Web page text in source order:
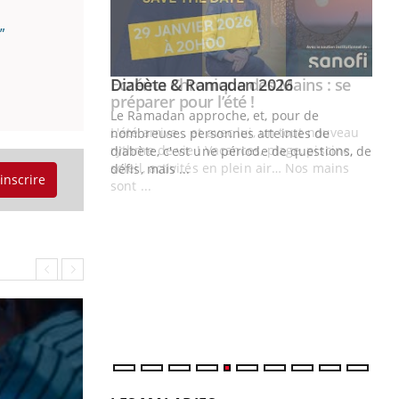
piscine,
Nos mains
Youtube
Diabète & Ramadan 2026Youtube
Le Ramadan approche, et, pour de
nombreuses personnes atteintes de
diabète, c'est une période de questions, de
défis, mais ...